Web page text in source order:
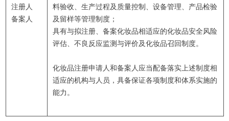
注册人
备案人
料验收、生产过程及质量控制、设备管理、产品检验
及留样等管理制度；
具有与拟注册、备案化妆品相适应的化妆品安全风险
评估、不良反应监测与评价及化妆品召回制度。
化妆品注册申请人和备案人应当配备落实上述制度相
适应的机构与人员，具备保证各项制度和体系实施的
能力。